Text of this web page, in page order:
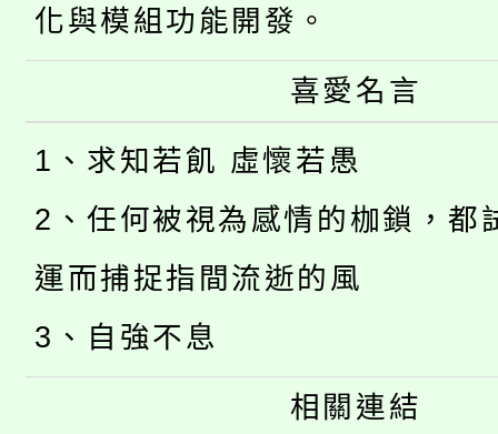
化與模組功能開發。
喜愛名言
1、求知若飢 虛懷若愚
2、任何被視為感情的枷鎖，都
運而捕捉指間流逝的風
3、自強不息
相關連結